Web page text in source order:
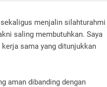
menjalin silahturahmi
saling membutuhkan. Saya
sama yang ditunjukkan
aman dibanding dengan